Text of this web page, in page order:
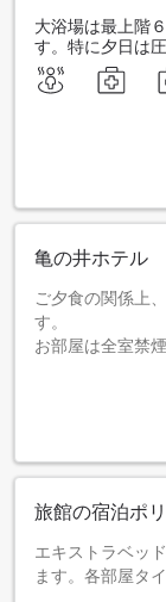
大浴場は最上階
す。特に夕日は
亀の井ホテル
ご夕食の関係上
す。
お部屋は全室禁
車場は２台分ご
旅館の宿泊ポ
エキストラベッ
ます。各部屋タ